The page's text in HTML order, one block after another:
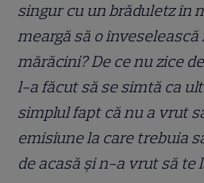
singur cu un brăduletz în
meargă să o
mărăcini? De ce nu zice
l-a făcut să se simtă ca
simplul fapt că nu a vrut
emisiune la care trebuia
de acasă și n-a vrut să te